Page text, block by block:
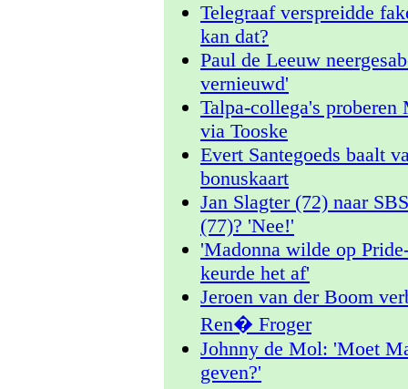
Telegraaf verspreidde
kan dat?
Paul de Leeuw
vernieuwd'
Talpa-collega's
via Tooske
Evert Santegoeds baalt
bonuskaart
Jan Slagter (72) naar
(77)? 'Nee!'
'Madonna wilde op
keurde het af'
Jeroen van der Boom
Ren� Froger
Johnny de Mol: 'Moet
geven?'